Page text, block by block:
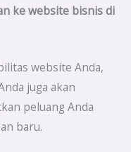
ke website bisnis di
website Anda,
juga akan
peluang Anda
baru.